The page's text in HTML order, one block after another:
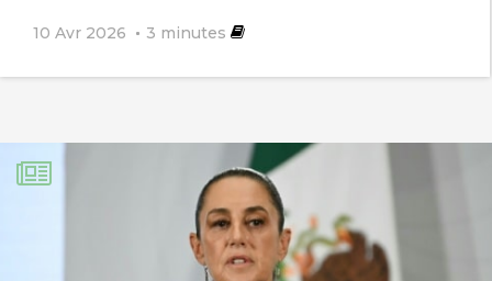
10 Avr 2026 3 minutes